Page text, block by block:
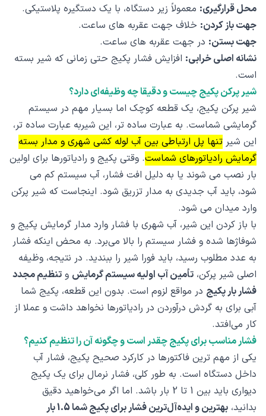
محل قرارگیری: معمولاً زیر دستگاه، با یک دستگیره پلاستیکی.
جهت باز کردن: خلاف جهت عقربه های ساعت.
جهت بستن: در جهت عقربه های ساعت.
نشانه اصلی خرابی: افزایش فشار پکیج حتی زمانی که شیر بسته
است.
شیر پرکن پکیج چیست و دقیقا چه وظیفه‌ای دارد؟
شیر پرکن پکیج، یک قطعه کوچک اما بسیار مهم در سیستم
گرمایشی شماست. به عبارت ساده تر، این شیربه عبارت ساده تر،
این شیر تنها پل ارتباطی بین آب لوله کشی شهری و مدار بسته
گرمایش رادیاتورهای شماست. وقتی پکیج و رادیاتورها برای اولین
بار نصب می شوند یا به دلیل افت فشار، آب سیستم کم می
شود، باید آب جدیدی به مدار تزریق شود. اینجاست که شیر پرکن
وارد میدان می شود.
با باز کردن این شیر، آب شهری با فشار وارد مدار گرمایش پکیج و
شوفاژها شده و فشار سیستم را بالا می‌برد. به محض اینکه فشار
به عدد مطلوب رسید، باید فورا شیر را ببندید. در نتیجه، وظیفه
اصلی شیر پرکن، تأمین آب اولیه سیستم گرمایش و تنظیم مجدد
فشار بار پکیج در مواقع لزوم است. بدون این قطعه، پکیج شما
آبی برای به گردش درآوردن در رادیاتورها نخواهد داشت و عملا از
کار می‌افتد.
فشار مناسب برای پکیج چقدر است و چگونه آن را تنظیم کنیم؟
یکی از مهم ترین فاکتورها در کارکرد صحیح پکیج، فشار آب
داخل دستگاه است. به طور کلی، فشار نرمال برای یک پکیج
دیواری باید بین 1 تا 2 بار باشد. اما اگر می‌خواهید دقیق
بدانید،
بهترین و ایده‌آل‌ترین فشار برای پکیج شما 1.5 بار